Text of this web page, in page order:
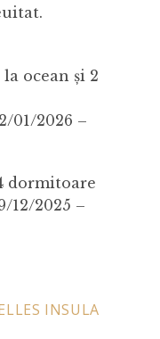
ocean și 2
01/2026 –
dormitoare
12/2025 –
INSULA